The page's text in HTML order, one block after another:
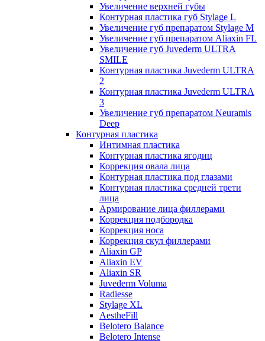
Увеличение верхней губы
Контурная пластика губ Stylage L
Увеличение губ препаратом Stylage M
Увеличение губ препаратом Aliaxin FL
Увеличение губ Juvederm ULTRA
SMILE
Контурная пластика Juvederm ULTRA
2
Контурная пластика Juvederm ULTRA
3
Увеличение губ препаратом Neuramis
Deep
Контурная пластика
Интимная пластика
Контурная пластика ягодиц
Коррекция овала лица
Контурная пластика под глазами
Контурная пластика средней трети
лица
Армирование лица филлерами
Коррекция подбородка
Коррекция носа
Коррекция скул филлерами
Aliaxin GP
Aliaxin EV
Aliaxin SR
Juvederm Voluma
Radiesse
Stylage XL
AestheFill
Belotero Balance
Belotero Intense